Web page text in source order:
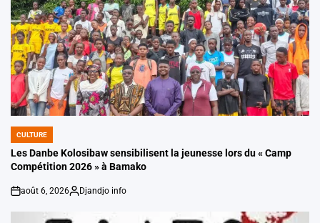
POSTED
IN
CULTURE
Les Danbe Kolosibaw sensibilisent la jeunesse lors du « Camp
Compétition 2026 » à Bamako
on
août 6, 2026
Posted
Djandjo info